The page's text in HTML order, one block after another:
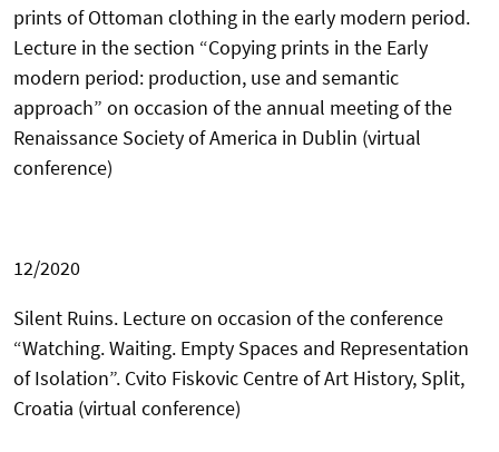
prints of Ottoman clothing in the early modern period.
Lecture in the section “Copying prints in the Early
modern period: production, use and semantic
approach” on occasion of the annual meeting of the
Renaissance Society of America in Dublin (virtual
conference)
12/2020
Silent Ruins. Lecture on occasion of the conference
“Watching. Waiting. Empty Spaces and Representation
of Isolation”. Cvito Fiskovic Centre of Art History, Split,
Croatia (virtual conference)